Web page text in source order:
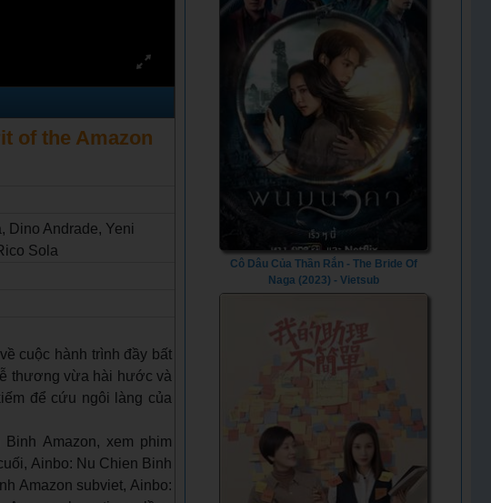
of the Amazon
Dino Andrade, Yeni
Sola
cuộc hành trình đầy bất
thương vừa hài hước và
để cứu ngôi làng của
Amazon, xem phim
Ainbo: Nu Chien Binh
Amazon subviet, Ainbo:
Cô Dâu Của Thần Rắn - The Bride Of
Naga (2023) - Vietsub